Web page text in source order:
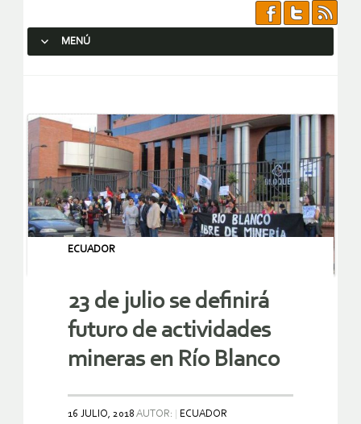
MENÚ
ECUADOR
23 de julio se definirá
futuro de actividades
mineras en Río Blanco
16 JULIO, 2018 AUTOR:
ECUADOR